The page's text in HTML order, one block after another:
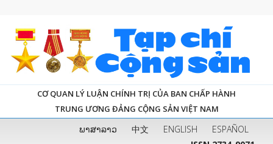
CƠ QUAN LÝ LUẬN CHÍNH TRỊ CỦA BAN CHẤP HÀNH
TRUNG ƯƠNG ĐẢNG CỘNG SẢN VIỆT NAM
ພາສາລາວ 中文 ENGLISH
ESPAÑOL